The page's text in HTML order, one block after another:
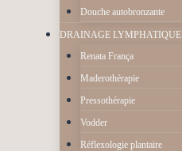
Douche autobronzante
DRAINAGE LYMPHATIQUE
Renata França
Maderothérapie
Pressothérapie
Vodder
Réflexologie plantaire